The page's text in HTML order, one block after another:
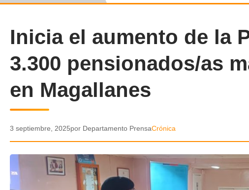
Inicia el aumento de la
3.300 pensionados/as
en Magallanes
3 septiembre, 2025por Departamento PrensaCrónica